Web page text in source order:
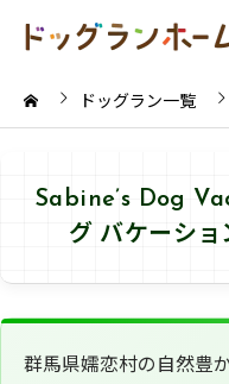
ドッグラン一覧
Sabine’s Dog
グ バケーショ
群馬県嬬恋村の自然豊